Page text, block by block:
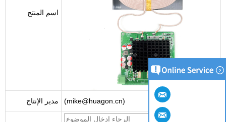
اسم المنتج
مدير الإنتاج (mike@huagon.cn)